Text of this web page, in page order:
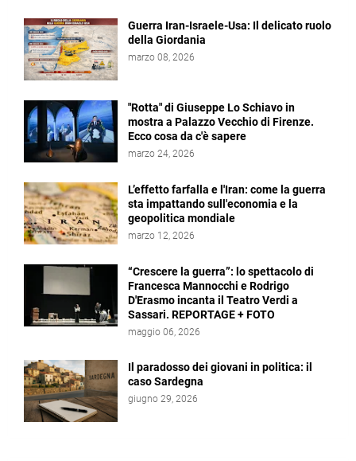
Guerra Iran-Israele-Usa: Il delicato ruolo
della Giordania
marzo 08, 2026
"Rotta" di Giuseppe Lo Schiavo in
mostra a Palazzo Vecchio di Firenze.
Ecco cosa da c'è sapere
marzo 24, 2026
L’effetto farfalla e l'Iran: come la guerra
sta impattando sull'economia e la
geopolitica mondiale
marzo 12, 2026
“Crescere la guerra”: lo spettacolo di
Francesca Mannocchi e Rodrigo
D'Erasmo incanta il Teatro Verdi a
Sassari. REPORTAGE + FOTO
maggio 06, 2026
Il paradosso dei giovani in politica: il
caso Sardegna
giugno 29, 2026